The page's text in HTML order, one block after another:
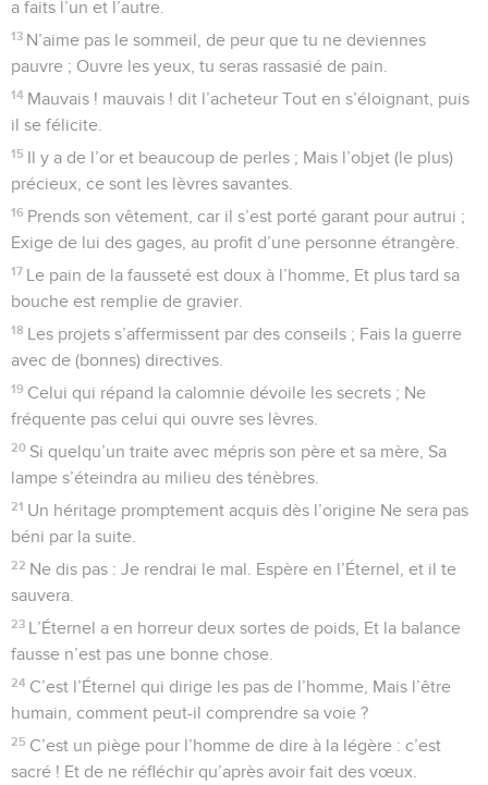
a faits l’un et l’autre.
13 N’aime pas le sommeil, de peur que tu ne deviennes
pauvre ; Ouvre les yeux, tu seras rassasié de pain.
14 Mauvais ! mauvais ! dit l’acheteur Tout en s’éloignant, puis
il se félicite.
15 Il y a de l’or et beaucoup de perles ; Mais l’objet (le plus)
précieux, ce sont les lèvres savantes.
16 Prends son vêtement, car il s’est porté garant pour autrui ;
Exige de lui des gages, au profit d’une personne étrangère.
17 Le pain de la fausseté est doux à l’homme, Et plus tard sa
bouche est remplie de gravier.
18 Les projets s’affermissent par des conseils ; Fais la guerre
avec de (bonnes) directives.
19 Celui qui répand la calomnie dévoile les secrets ; Ne
fréquente pas celui qui ouvre ses lèvres.
20 Si quelqu’un traite avec mépris son père et sa mère, Sa
lampe s’éteindra au milieu des ténèbres.
21 Un héritage promptement acquis dès l’origine Ne sera pas
béni par la suite.
22 Ne dis pas : Je rendrai le mal. Espère en l’Éternel, et il te
sauvera.
23 L’Éternel a en horreur deux sortes de poids, Et la balance
fausse n’est pas une bonne chose.
24 C’est l’Éternel qui dirige les pas de l’homme, Mais l’être
humain, comment peut-il comprendre sa voie ?
25 C’est un piège pour l’homme de dire à la légère : c’est
sacré ! Et de ne réfléchir qu’après avoir fait des vœux.